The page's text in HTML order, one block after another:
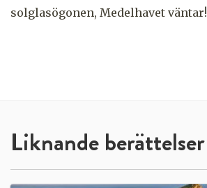
solglasögonen, Medelhavet väntar!
Liknande berättelser